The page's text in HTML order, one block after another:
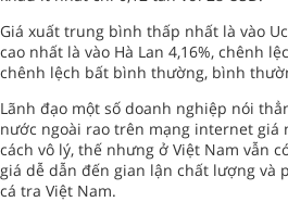
Giá xuất trung bình thấp nhất là vào
cao nhất là vào Hà Lan 4,16%, chênh
chênh lệch bất bình thường, bình
Lãnh đạo một số doanh nghiệp nói
nước ngoài rao trên mạng internet giá
cách vô lý, thế nhưng ở Việt Nam vẫn
giá dễ dẫn đến gian lận chất lượng và
cá tra Việt Nam.